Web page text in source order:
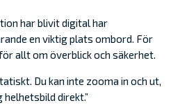
har blivit digital har
en viktig plats ombord. För
allt om överblick och säkerhet.
Du kan inte zooma in och ut,
direkt.”